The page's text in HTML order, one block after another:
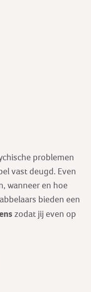
problemen
vast deugd. Even
wanneer en hoe
bieden een
zodat jij even op